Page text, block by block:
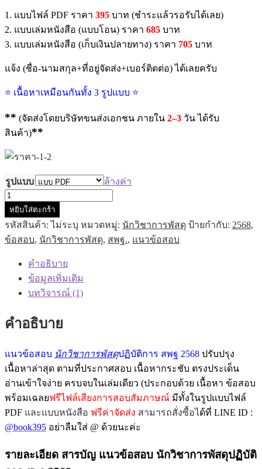
1. แบบไฟล์ PDF ราคา 395 บาท (ชำระแล้วรอรับได้เลย)
2. แบบเล่มหนังสือ (แบบโอน) ราคา 685 บาท
3. แบบเล่มหนังสือ (เก็บเงินปลายทาง) ราคา 705 บาท
แจ้ง (ชื่อ-นามสกุล+ที่อยู่จัดส่ง+เบอร์ติดต่อ) ได้เลยครับ
⭐ เนื้อหาเหมือนกันทั้ง 3 รูปแบบ ⭐
** (จัดส่งโดยบริษัทขนส่งเอกชน ภายใน 2–3 วัน ได้รับ
สินค้า)**
รูปแบบ
ล้างค่า
จำนวน
แนว
ข้อสอบ
นัก
2568
ปรับปรุง
ล่าสุด
พร้อม
เฉลย
ชิ้น
หยิบใส่ตะกร้า
รหัสสินค้า:ไม่ระบุ หมวดหมู่: นักวิชาการพัสดุ ป้ายกำกับ: 2568,
ข้อสอบ, นักวิชาการพัสดุ, สพฐ., แนวข้อสอบ
คำอธิบาย
ข้อมูลเพิ่มเติม
บทวิจารณ์ (1)
คำอธิบาย
แนวข้อสอบ นักวิชาการพัสดุปฏิบัติการ สพฐ 2568 ปรับปรุง
เนื้อหาล่าสุด ตามที่ประกาศสอบ เนื้อหากระชับ ตรงประเด็น
อ่านเข้าใจง่าย ครบจบในเล่มเดียว (ประกอบด้วย เนื้อหา ข้อสอบ
พร้อมเฉลยฟรีไฟล์เสียงการสอบสัมภาษณ์ มีทั้งในรูปแบบไฟล์
PDF และแบบหนังสือ ฟรีค่าจัดส่ง สามารถสั่งซื้อได้ที่ LINE ID :
@book395 อย่าลืมใส่ @ ด้วยนะค่ะ
รายละเอียด สารบัญ แนวข้อสอบ นักวิชาการพัสดุปฏิบัติ